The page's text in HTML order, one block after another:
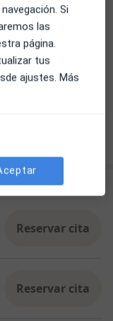
Reservar cita
Reservar cita
Si
las
página.
tus
ajustes. Más